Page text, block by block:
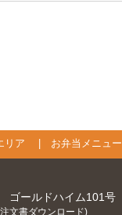
リア お弁当メニュー
ールドハイム101号
文書ダウンロード)